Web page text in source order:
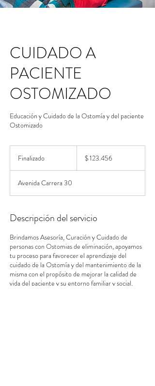
CUIDADO A
PACIENTE
OSTOMIZADO
Educación y Cuidado de la Ostomía y del paciente
Ostomizado
Finalizado
a
l
z
a
o
colombianos
$ 123.456
Avenida Carrera 30
Descripción del servicio
Brindamos Asesoría, Curación y Cuidado de
personas con Ostomias de eliminación, apoyamos
tu proceso para favorecer el aprendizaje del
cuidado de la Ostomía y del mantenimiento de la
misma con el propósito de mejorar la calidad de
vida del paciente y su entorno familiar y social.